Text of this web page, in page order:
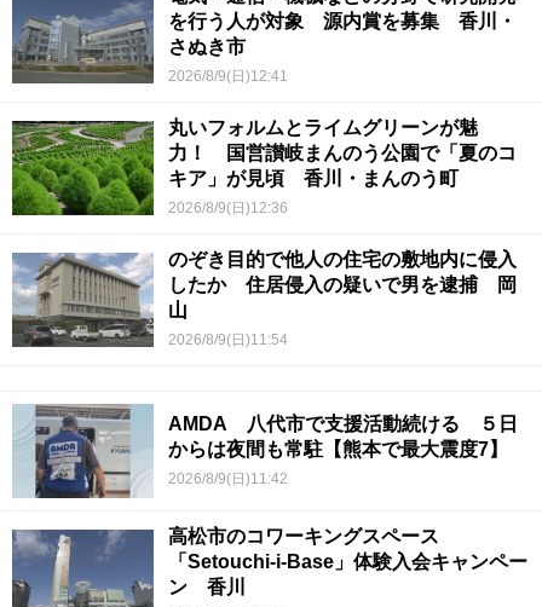
を行う人が対象 源内賞を募集 香川・
さぬき市
2026/8/9(日)12:41
丸いフォルムとライムグリーンが魅
力！ 国営讃岐まんのう公園で「夏のコ
キア」が見頃 香川・まんのう町
2026/8/9(日)12:36
のぞき目的で他人の住宅の敷地内に侵入
したか 住居侵入の疑いで男を逮捕 岡
山
2026/8/9(日)11:54
AMDA 八代市で支援活動続ける ５日
からは夜間も常駐【熊本で最大震度7】
2026/8/9(日)11:42
高松市のコワーキングスペース
「Setouchi-i-Base」体験入会キャンペー
ン 香川